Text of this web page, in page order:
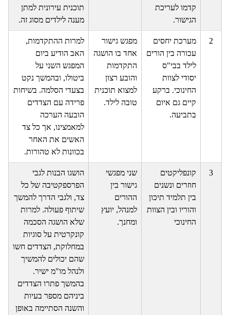
קדמו לעריכת
הגישור.
תוכנית עירונית למתן
מענה לילדים מסוג זה.
2
מערכת יחסים
עכורה בין הורים
לילד בבי"ס
יסודי לצוות
החינוכי. ברקע
קיים גם איום
בתביעה.
מפגש גישור
אחד בו הושגה
התקדמות
והובע רצון
למצוא תוכנית
טובה לילד.
למרות ההתקדמות,
האב הודיע ביום
המפגש השני על
ביטולו, ובהמשך נקט
בצעדי הסלמה. בשיחות
פרידה עם הצדדים
הובעה הערכה
למאמצינו, אך כל צד
האשים את האחר
בכוונות לא טהורות.
3
קונפליקטים
חוזרים ונשנים
בין תלמיד תיכון
והוריו ובין הצוות
החינוכי
שני מפגשי
גישור בין
ההורים
למנהל, יועץ
ומחנך.
הושגו הבנות לגבי
הפרספקטיבה של כל
צד, ולגבי הדרך להמשך
שיתוף פעולה. למרות
שלא הושגה הסכמה
קונקרטית על סוגיות
במחלוקת, הצדדים חשו
שהם יכולים להמשיך
ולנהל מו"מ ישיר.
בהמשך פתרו הצדדים
ביניהם מספר בעיות
והשנה הסתיימה באופן